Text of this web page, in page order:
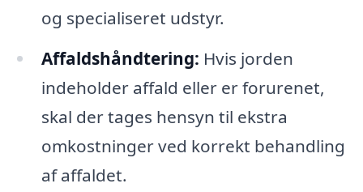
og specialiseret udstyr.
Affaldshåndtering: Hvis jorden
indeholder affald eller er forurenet,
skal der tages hensyn til ekstra
omkostninger ved korrekt behandling
af affaldet.